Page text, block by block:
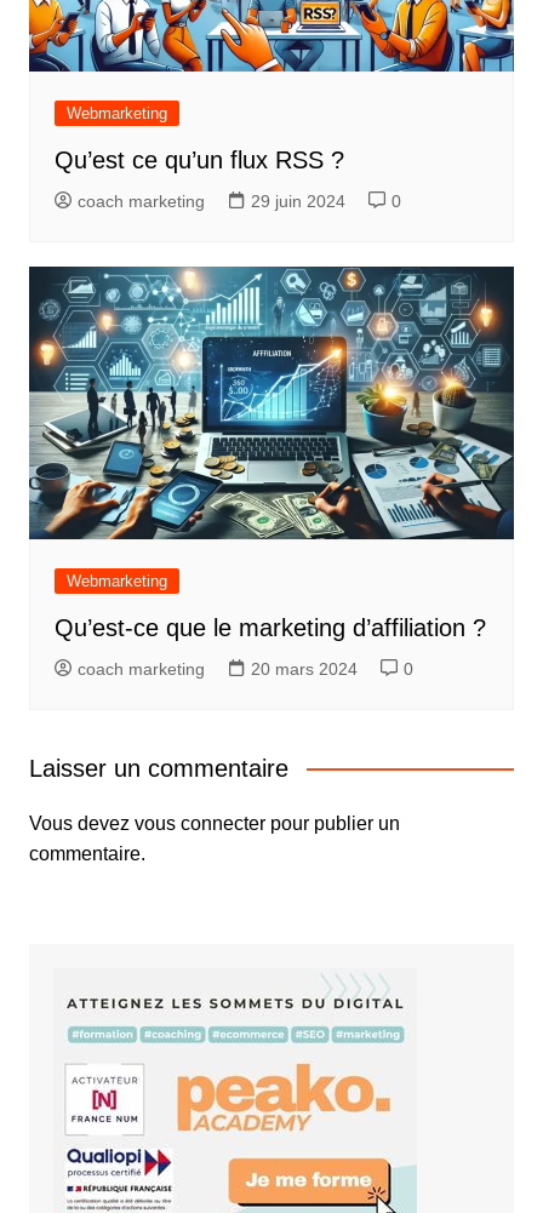
Webmarketing
Qu’est ce qu’un flux RSS ?
coach marketing 29 juin 2024 0
Webmarketing
Qu’est-ce que le marketing d’affiliation ?
coach marketing 20 mars 2024 0
Laisser un commentaire
Vous devez vous connecterpour publier un
commentaire.